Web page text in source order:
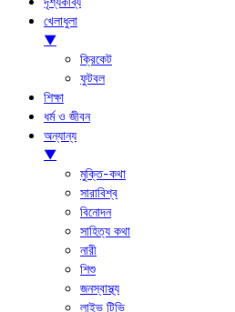
খেলাধুলা
▼
ক্রিকেট
ফুটবল
শিক্ষা
ধর্ম ও জীবন
অন্যান্য
▼
মুক্তি-কথা
সারাবিশ্ব
বিনোদন
সাহিত্য কথা
নারী
শিশু
জনস্বাস্থ্য
লাইভ টিভি